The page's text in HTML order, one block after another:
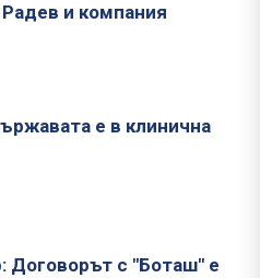
и компания
е в клинична
Договорът с "Боташ" е